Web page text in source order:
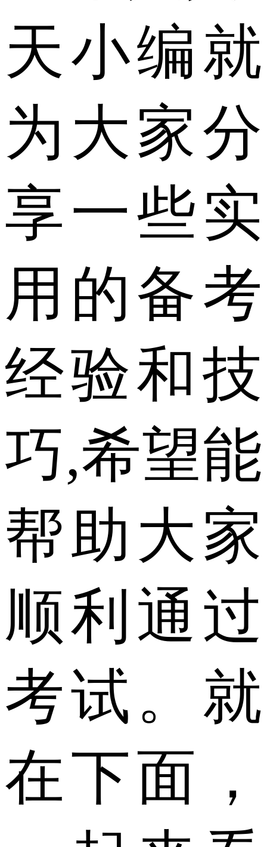
天小编就
为大家分
享一些实
用的备考
经验和技
巧,希望能
帮助大家
顺利通过
考试。就
在下面，